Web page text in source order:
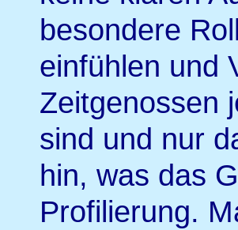
besondere
einfühlen und
Zeitgenossen
sind und nur
hin, was das
Profilierung.